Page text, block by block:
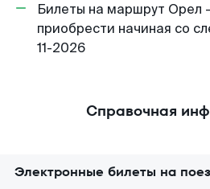
Билеты на маршрут Орел
приобрести начиная со
11-2026
Справочная
Электронные билеты на